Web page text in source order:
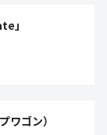
」
ゴン）